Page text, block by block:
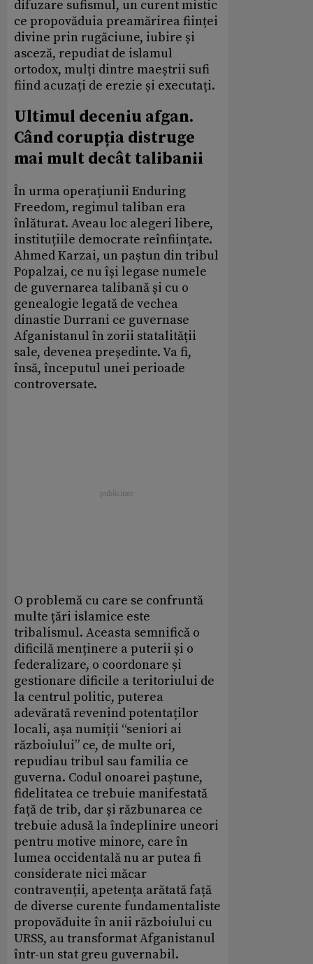
difuzare sufismul, un curent mistic
ce propovăduia preamărirea ființei
divine prin rugăciune, iubire și
asceză, repudiat de islamul
ortodox, mulți dintre maeștrii sufi
fiind acuzați de erezie și executați.
Ultimul deceniu afgan.
Când corupția distruge
mai mult decât talibanii
În urma operațiunii Enduring
Freedom, regimul taliban era
înlăturat. Aveau loc alegeri libere,
instituțiile democrate reînființate.
Ahmed Karzai, un paștun din tribul
Popalzai, ce nu își legase numele
de guvernarea talibană și cu o
genealogie legată de vechea
dinastie Durrani ce guvernase
Afganistanul în zorii statalității
sale, devenea președinte. Va fi,
însă, începutul unei perioade
controversate.
O problemă cu care se confruntă
multe țări islamice este
tribalismul. Aceasta semnifică o
dificilă menținere a puterii și o
federalizare, o coordonare și
gestionare dificile a teritoriului de
la centrul politic, puterea
adevărată revenind potentaților
locali, așa numiții “seniori ai
războiului” ce, de multe ori,
repudiau tribul sau familia ce
guverna. Codul onoarei paștune,
fidelitatea ce trebuie manifestată
față de trib, dar și răzbunarea ce
trebuie adusă la îndeplinire uneori
pentru motive minore, care în
lumea occidentală nu ar putea fi
considerate nici măcar
contravenții, apetența arătată față
de diverse curente fundamentaliste
propovăduite în anii războiului cu
URSS, au transformat Afganistanul
într-un stat greu guvernabil.